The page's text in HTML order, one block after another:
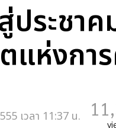
ประชา
แห่งกา
เวลา 11:37 น.